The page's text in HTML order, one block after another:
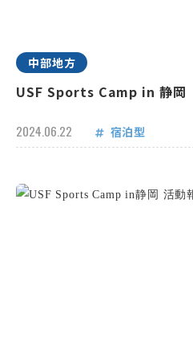
中部地方
USF Sports Camp in 静
2024.06.22 宿泊型